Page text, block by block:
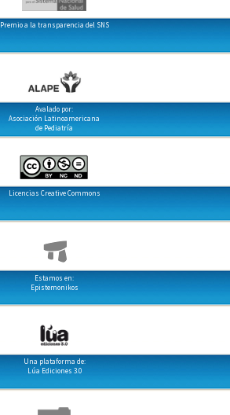
Premio a la transparencia del SNS
Avalado por:
Asociación Latinoamericana
de Pediatría
Licencias Creative Commons
Estamos en:
Epistemonikos
Una plataforma de:
Lúa Ediciones 3.0